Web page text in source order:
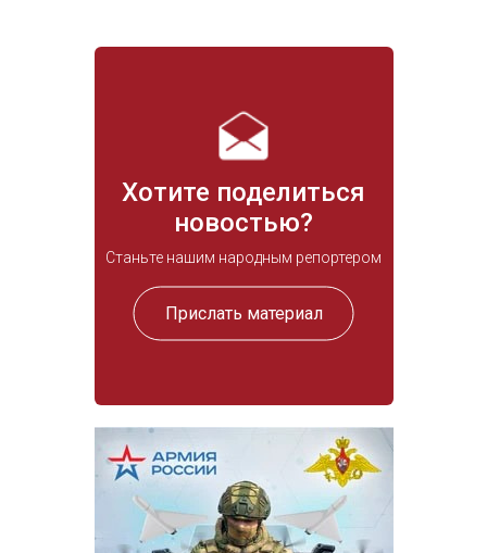
Хотите поделиться
новостью?
Станьте нашим народным репортером
Прислать материал